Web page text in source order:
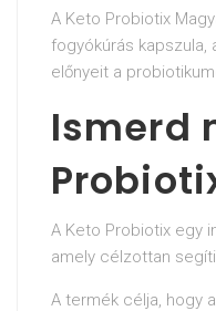
A Keto Probiotix
fogyókúrás
előnyeit a
Ismerd
A Keto Probiotix egy
amely célzottan
A termék célja, hogy